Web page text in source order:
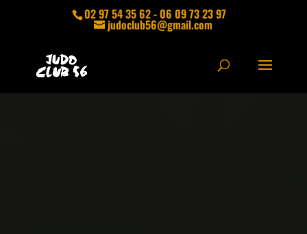
02 97 54 35 62 - 06 09 73 23 97
judoclub56@gmail.com